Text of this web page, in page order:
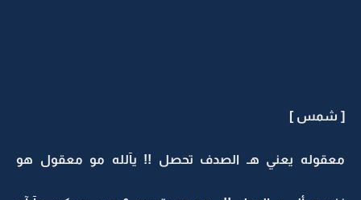
[ شمس ]
معقوله يعني هـ الصدف تحصل !! يآلله مو معقول هو